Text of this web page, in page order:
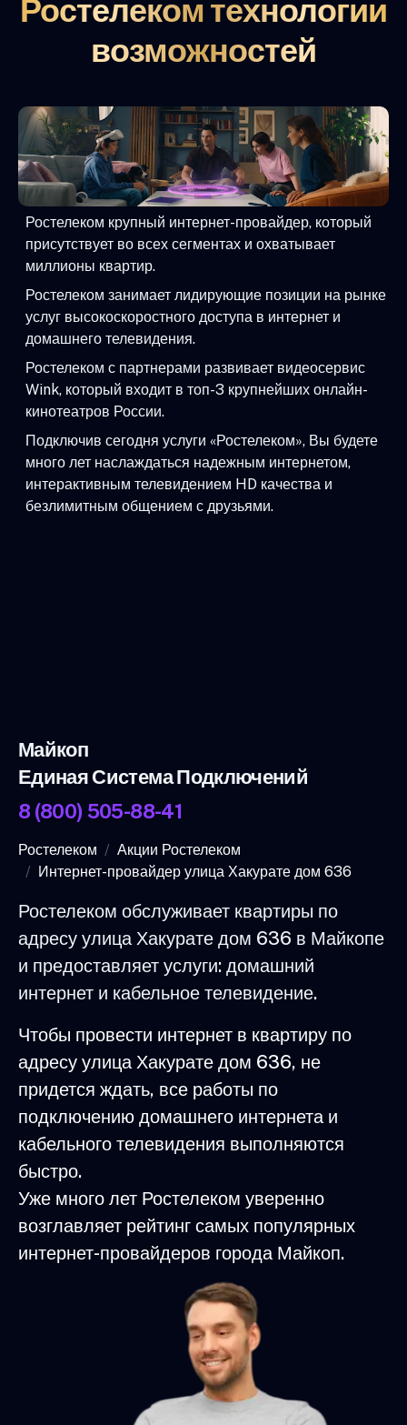
Ростелеком технологии
возможностей
Ростелеком крупный интернет-провайдер, который
присутствует во всех сегментах и охватывает
миллионы квартир.
Ростелеком занимает лидирующие позиции на рынке
услуг высокоскоростного доступа в интернет и
домашнего телевидения.
Ростелеком с партнерами развивает видеосервис
Wink, который входит в топ-3 крупнейших онлайн-
кинотеатров России.
Подключив сегодня услуги «Ростелеком», Вы будете
много лет наслаждаться надежным интернетом,
интерактивным телевидением HD качества и
безлимитным общением с друзьями.
Майкоп
Единая Система Подключений
8 (800) 505-88-41
Ростелеком
Акции Ростелеком
Интернет-провайдер улица Хакурате дом 636
Ростелеком обслуживает квартиры по
адресу улица Хакурате дом 636 в Майкопе
и предоставляет услуги: домашний
интернет и кабельное телевидение.
Чтобы провести интернет в квартиру по
адресу улица Хакурате дом 636, не
придется ждать, все работы по
подключению домашнего интернета и
кабельного телевидения выполняются
быстро.
Уже много лет Ростелеком уверенно
возглавляет рейтинг самых популярных
интернет-провайдеров города Майкоп.